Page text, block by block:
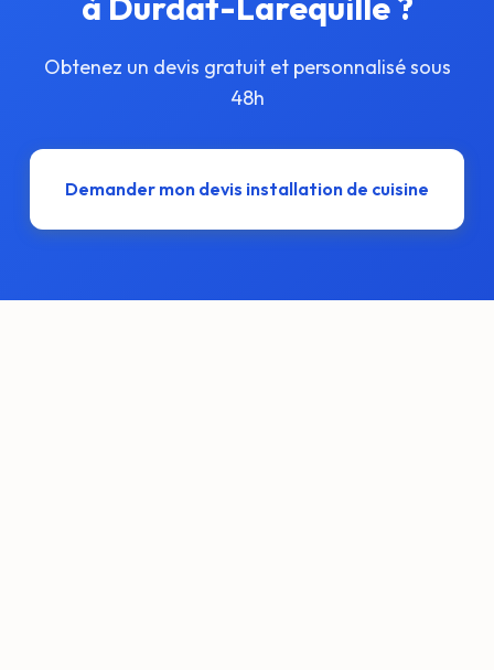
Obtenez un devis gratuit et personnalisé sous
48h
Demander mon devis installation de cuisine